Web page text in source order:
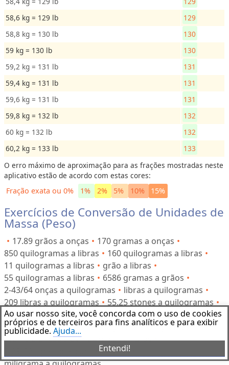
58,6 kg = 129 lb
129
58,8 kg = 130 lb
130
59 kg = 130 lb
130
59,2 kg = 131 lb
131
59,4 kg = 131 lb
131
59,6 kg = 131 lb
131
59,8 kg = 132 lb
132
60 kg = 132 lb
132
60,2 kg = 133 lb
133
O erro máximo de aproximação para as frações mostradas neste
aplicativo estão de acordo com estas cores:
Fração exata ou 0%
1% 2% 5% 10% 15%
Exercícios de Conversão de Unidades de
Massa (Peso)
17.89 grãos a onças
170 gramas a onças
850 quilogramas a libras
160 quilogramas a libras
11 quilogramas a libras
grão a libras
55 quilogramas a libras
6586 gramas a grãos
2-43/64 onças a quilogramas
libras a quilogramas
209 libras a quilogramas
55.25 stones a quilogramas
176 quilogramas a libras
onças a libras
0.18888 grão a libras
quilograma a miligramas
grama a onças troy
24 onças a libras
3-29/32 toneladas curtas a libras
Ao usar nosso site, você concorda com o uso de cookies
próprios e de terceiros para fins analíticos e para exibir
publicidade. Ajuda...
Entendi!